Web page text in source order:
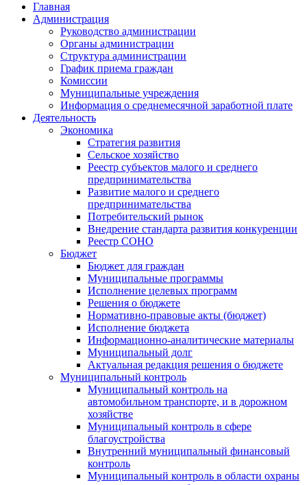
Главная
Администрация
Руководство администрации
Органы администрации
Структура администрации
График приема граждан
Комиссии
Муниципальные учреждения
Информация о среднемесячной заработной плате
Деятельность
Экономика
Стратегия развития
Сельское хозяйство
Реестр субъектов малого и среднего
предпринимательства
Развитие малого и среднего
предпринимательства
Потребительский рынок
Внедрение стандарта развития конкуренции
Реестр СОНО
Бюджет
Бюджет для граждан
Муниципальные программы
Исполнение целевых программ
Решения о бюджете
Нормативно-правовые акты (бюджет)
Исполнение бюджета
Информационно-аналитические материалы
Муниципальный долг
Актуальная редакция решения о бюджете
Муниципальный контроль
Муниципальный контроль на
автомобильном транспорте, и в дорожном
хозяйстве
Муниципальный контроль в сфере
благоустройства
Внутренний муниципальный финансовый
контроль
Муниципальный контроль в области охраны